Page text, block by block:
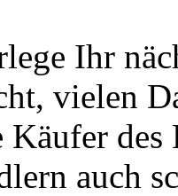
Ihr
vielen
Käufer
auch